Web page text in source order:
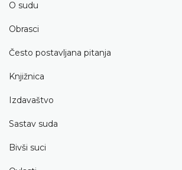
O sudu
Obrasci
Često postavljana pitanja
Knjižnica
Izdavaštvo
Sastav suda
Bivši suci